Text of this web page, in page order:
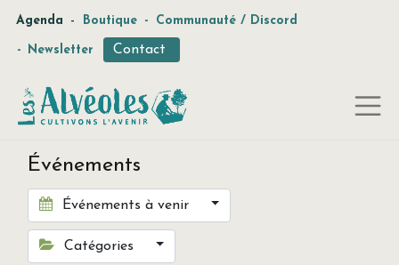
Agenda - Boutique - Communauté / Discord
- Newsletter Contact
Événements
Événements à venir
Catégories